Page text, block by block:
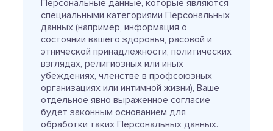
Персональные данные, которые являются
специальными категориями Персональных
данных (например, информация о
состоянии вашего здоровья, расовой и
этнической принадлежности, политических
взглядах, религиозных или иных
убеждениях, членстве в профсоюзных
организациях или интимной жизни), Ваше
отдельное явно выраженное согласие
будет законным основанием для
обработки таких Персональных данных.